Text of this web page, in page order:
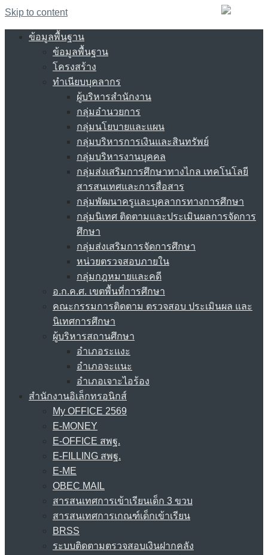
Skip to content
ข้อมูลพื้นฐาน
ข้อมูลพื้นฐาน
โครงสร้าง
ทำเนียบบุคลากร
ผู้บริหารสำนักงาน
กลุ่มอำนวยการ
กลุ่มนโยบายและแผน
กลุ่มบริหารการเงินและสินทรัพย์
กลุ่มบริหารงานบุคคล
กลุ่มส่งเสริมการศึกษาทางไกล เทคโนโลยี
สารสนเทศและการสื่อสาร
กลุ่มพัฒนาครูและบุคลากรทางการศึกษา
กลุ่มนิเทศ ติดตามและประเมินผลการจัดการ
ศึกษา
กลุ่มส่งเสริมการจัดการศึกษา
หน่วยตรวจสอบภายใน
กลุ่มกฎหมายและคดี
อ.ก.ค.ศ. เขตพื้นที่การศึกษา
คณะกรรมการติดตาม ตรวจสอบ ประเมินผล และ
นิเทศการศึกษา
ผู้บริหารสถานศึกษา
อำเภอระแงะ
อำเภอจะแนะ
อำเภอเจาะไอร้อง
สำนักงานอิเล็กทรอนิกส์
My OFFICE 2569
E-MONEY
E-OFFICE สพฐ.
E-FILLING สพฐ.
E-ME
OBEC MAIL
สารสนเทศการเข้าเรียนเด็ก 3 ขวบ
สารสนเทศการเกณฑ์เด็กเข้าเรียน
BRSS
ระบบติดตามตรวจสอบเงินฝากคลัง